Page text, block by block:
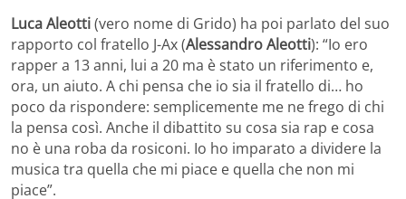
Luca Aleotti(vero nome di Grido) ha poi parlato del suo
rapporto col fratello J-Ax (Alessandro Aleotti): “Io ero
rapper a 13 anni, lui a 20 ma è stato un riferimento e,
ora, un aiuto. A chi pensa che io sia il fratello di… ho
poco da rispondere: semplicemente me ne frego di chi
la pensa così. Anche il dibattito su cosa sia rap e cosa
no è una roba da rosiconi. Io ho imparato a dividere la
musica tra quella che mi piace e quella che non mi
piace”.